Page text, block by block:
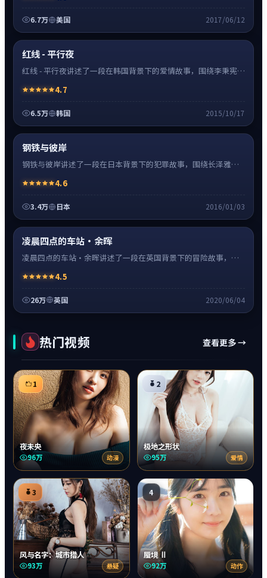
6.7万 美国 2017/06/12
超清4K
红线 - 平行夜
红线 - 平行夜讲述了一段在韩国背景下的爱情故事，围绕李秉宪饰
情绪克制。4.7
6.5万 韩国 2015/10/17
超清4K
钢铁与彼岸
钢铁与彼岸讲述了一段在日本背景下的犯罪故事，围绕长泽雅美
凑、情绪克制。
4.6
3.4万 日本 2016/01/03
超清4K
凌晨四点的车站·余晖
凌晨四点的车站·余晖讲述了一段在英国背景下的冒险故事，围
互牵引，节奏紧凑、情绪克制。
4.5
26万 英国 2020/06/04
热门视频 查看更多 →
1
夜未央
96万 动漫
2
极地之形状
95万 爱情
3
风与名字：城市猎人
93万 悬疑
4
蜃境 Ⅱ
92万 动作